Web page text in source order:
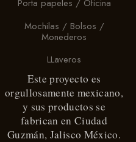
en
página
de
Porta papeles / Oficina
Mochilas / Bolsos /
Monederos
LLaveros
Este proyecto es
orgullosamente mexicano,
y sus productos se
fabrican en Ciudad
Guzmán, Jalisco México.